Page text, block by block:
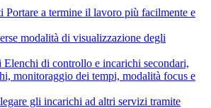
Portare a termine il lavoro più facilmente e
modalità di visualizzazione degli
Elenchi di controllo e incarichi secondari,
monitoraggio dei tempi, modalità focus e
gli incarichi ad altri servizi tramite